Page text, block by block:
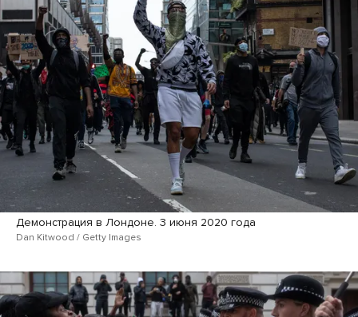
Демонстрация в Лондоне. 3 июня 2020 года
Dan Kitwood / Getty Images